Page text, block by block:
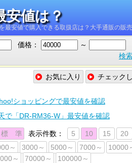
安値は？
最安値で購入できる取扱店は？大手通販の販
価格：
～
検
お気に入り チェック
ショッピングで最安値を確認
で「DR-RM36-W」最安値を確認
標 準 表示件数： 5 10 15
20
～ 3000～ 5000～ 7000～
10000
～ 70000～ 100000～